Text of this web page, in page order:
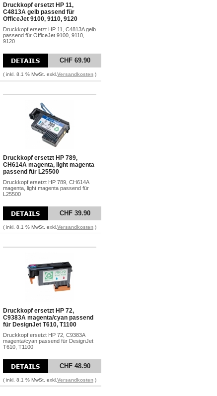
Druckkopf ersetzt HP 11,
C4813A gelb passend für
OfficeJet 9100, 9110, 9120
Druckkopf ersetzt HP 11, C4813A gelb
passend für OfficeJet 9100, 9110,
9120
CHF 69.90
( inkl. 8.1 % MwSt. exkl. Versandkosten )
Druckkopf ersetzt HP 789,
CH614A magenta, light magenta
passend für L25500
Druckkopf ersetzt HP 789, CH614A
magenta, light magenta passend für
L25500
CHF 39.90
( inkl. 8.1 % MwSt. exkl. Versandkosten )
Druckkopf ersetzt HP 72,
C9383A magenta/cyan passend
für DesignJet T610, T1100
Druckkopf ersetzt HP 72, C9383A
magenta/cyan passend für DesignJet
T610, T1100
CHF 48.90
( inkl. 8.1 % MwSt. exkl. Versandkosten )